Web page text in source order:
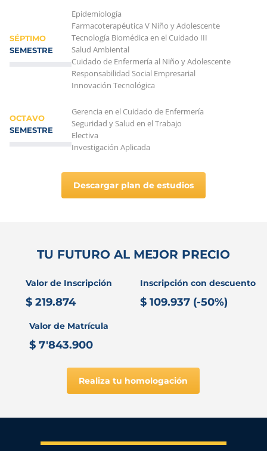
SÉPTIMO
SEMESTRE
Epidemiología
Farmacoterapéutica V Niño y Adolescente
Tecnología Biomédica en el Cuidado III
Salud Ambiental
Cuidado de Enfermería al Niño y Adolescente
Responsabilidad Social Empresarial
Innovación Tecnológica
OCTAVO
SEMESTRE
Gerencia en el Cuidado de Enfermería
Seguridad y Salud en el Trabajo
Electiva
Investigación Aplicada
Descargar plan de estudios
TU FUTURO AL MEJOR PRECIO
Valor de Inscripción
$ 219.874
Inscripción con descuento
$ 109.937 (-50%)
Valor de Matrícula
$ 7'843.900
Realiza tu homologación